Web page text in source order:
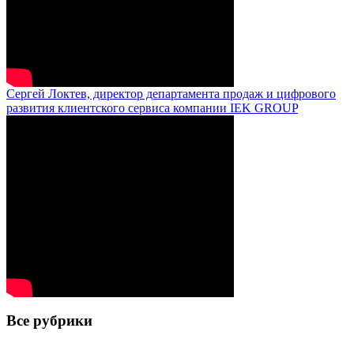
Сергей Локтев, директор департамента продаж и цифрового
развития клиентского сервиса компании IEK GROUP
Все рубрики